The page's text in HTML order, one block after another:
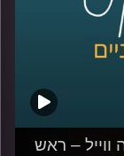
ווייל – ראש